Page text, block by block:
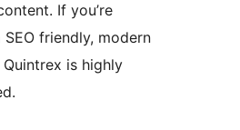
If you’re
friendly, modern
is highly